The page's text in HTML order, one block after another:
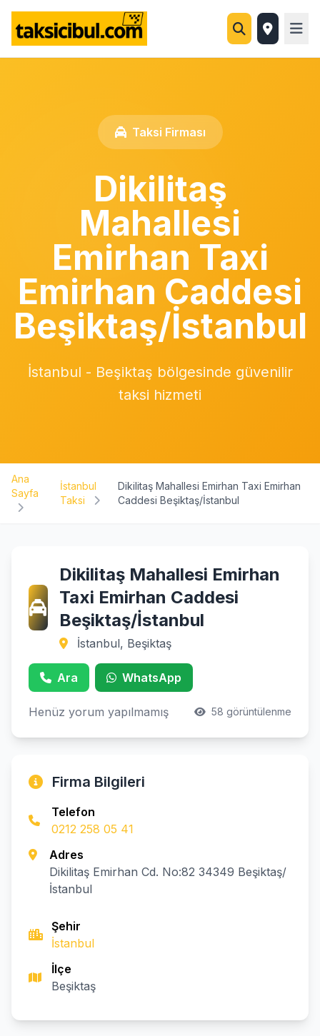
Taksi Firması
Dikilitaş
Mahallesi
Emirhan Taxi
Emirhan Caddesi
Beşiktaş/İstanbul
İstanbul - Beşiktaş bölgesinde güvenilir
taksi hizmeti
Ana
Sayfa
İstanbul
Taksi
Dikilitaş Mahallesi Emirhan Taxi Emirhan
Caddesi Beşiktaş/İstanbul
Dikilitaş Mahallesi Emirhan
Taxi Emirhan Caddesi
Beşiktaş/İstanbul
İstanbul, Beşiktaş
Ara WhatsApp
Henüz yorum yapılmamış 58 görüntülenme
Firma Bilgileri
Telefon
0212 258 05 41
Adres
Dikilitaş Emirhan Cd. No:82 34349 Beşiktaş/
İstanbul
Şehir
İstanbul
İlçe
Beşiktaş